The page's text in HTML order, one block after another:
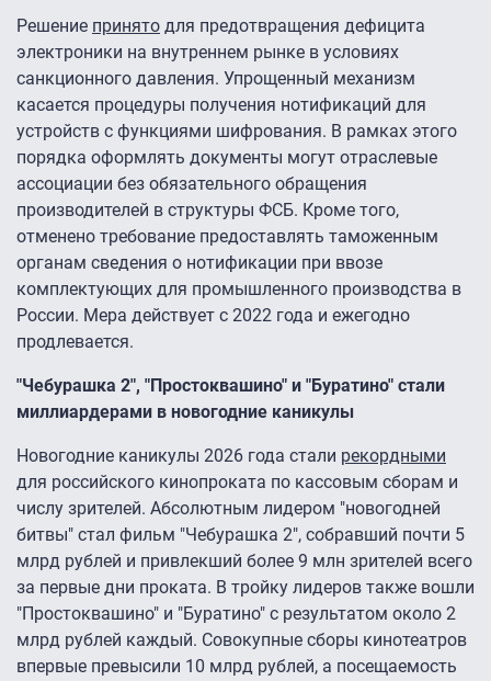
Решение принято для предотвращения дефицита
электроники на внутреннем рынке в условиях
санкционного давления. Упрощенный механизм
касается процедуры получения нотификаций для
устройств с функциями шифрования. В рамках этого
порядка оформлять документы могут отраслевые
ассоциации без обязательного обращения
производителей в структуры ФСБ. Кроме того,
отменено требование предоставлять таможенным
органам сведения о нотификации при ввозе
комплектующих для промышленного производства в
России. Мера действует с 2022 года и ежегодно
продлевается.
"Чебурашка 2", "Простоквашино" и "Буратино" стали
миллиардерами в новогодние каникулы
Новогодние каникулы 2026 года стали рекордными
для российского кинопроката по кассовым сборам и
числу зрителей. Абсолютным лидером "новогодней
битвы" стал фильм "Чебурашка 2", собравший почти 5
млрд рублей и привлекший более 9 млн зрителей всего
за первые дни проката. В тройку лидеров также вошли
"Простоквашино" и "Буратино" с результатом около 2
млрд рублей каждый. Совокупные сборы кинотеатров
впервые превысили 10 млрд рублей, а посещаемость